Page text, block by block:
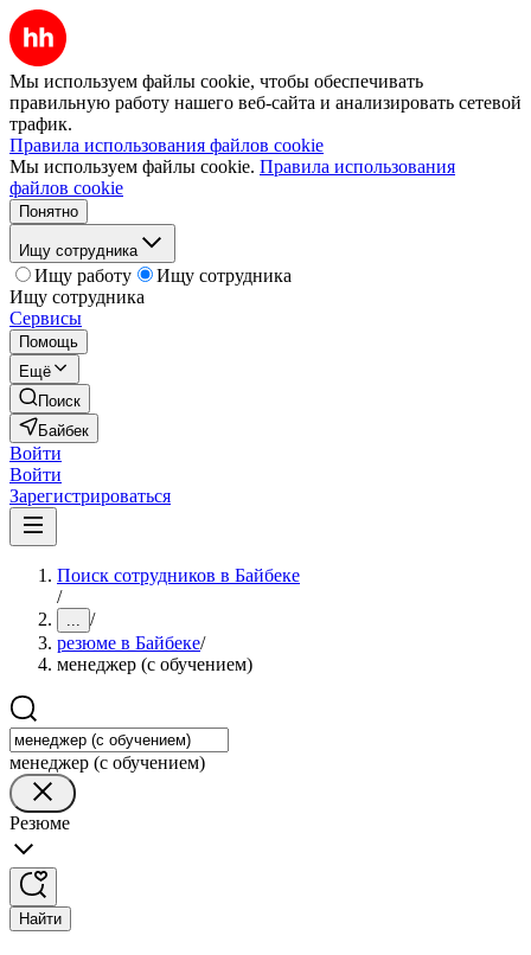
Мы используем файлы cookie, чтобы обеспечивать
правильную работу нашего веб-сайта и анализировать сетевой
трафик.
Правила использования файлов cookie
Мы используем файлы cookie. Правила использования
файлов cookie
Понятно
Ищу сотрудника
Ищу работу
Ищу сотрудника
Ищу сотрудника
Сервисы
Помощь
Ещё
Поиск
Байбек
Войти
Войти
Зарегистрироваться
Поиск сотрудников в Байбеке
/
... /
резюме в Байбеке/
менеджер (с обучением)
менеджер (с обучением)
Резюме
Найти